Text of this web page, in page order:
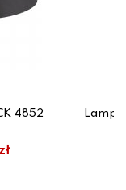
4852
Lampa